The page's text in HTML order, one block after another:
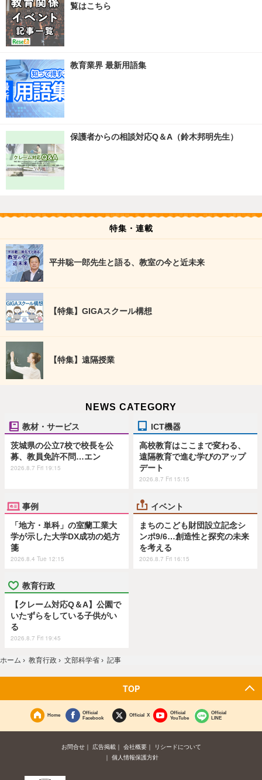
覧はこちら
教育業界 最新用語集
保護者からの相談対応Q＆A（鈴木邦明先生）
特集・連載
平井聡一郎先生と語る、教室の今と近未来
【特集】GIGAスクール構想
【特集】遠隔授業
NEWS CATEGORY
教材・サービス
茨城県の公立7校で校長を公
募、教員免許不問…エン
2026.8.7 Fri 19:15
ICT機器
高校教育はここまで変わる、
遠隔教育で進む学びのアップ
デート
2026.8.7 Fri 15:15
事例
「地方・単科」の室蘭工業大
学が示した大学DX成功の処方
箋
2026.8.4 Tue 12:15
イベント
まちのこども財団設立記念シ
ンポ9/6…創造性と探究の未来
を考える
2026.8.7 Fri 16:15
教育行政
【クレーム対応Q＆A】公園で
いたずらをしている子供がい
る
2026.8.7 Fri 19:45
ホーム › 教育行政 › 文部科学省 › 記事
TOP
Home
Official
Facebook
Official X
Official
YouTube
Official
LINE
お問合せ 広告掲載 会社概要
リシードについて
個人情報保護方針